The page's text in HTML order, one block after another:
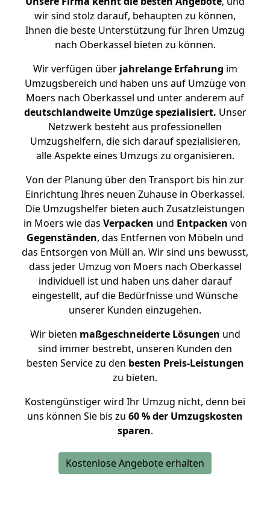
wir sind stolz darauf, behaupten zu können,
Ihnen die beste Unterstützung für Ihren Umzug
nach Oberkassel bieten zu können.
Wir verfügen überjahrelange Erfahrung im
Umzugsbereich und haben uns auf Umzüge von
Moers nach Oberkassel und unter anderem auf
deutschlandweite Umzüge spezialisiert. Unser
Netzwerk besteht aus professionellen
Umzugshelfern, die sich darauf spezialisieren,
alle Aspekte eines Umzugs zu organisieren.
Von der Planung über den Transport bis hin zur
Einrichtung Ihres neuen Zuhause in Oberkassel.
Die Umzugshelfer bieten auch Zusatzleistungen
in Moers wie das Verpacken und Entpacken von
Gegenständen, das Entfernen von Möbeln und
das Entsorgen von Müll an. Wir sind uns bewusst,
dass jeder Umzug von Moers nach Oberkassel
individuell ist und haben uns daher darauf
eingestellt, auf die Bedürfnisse und Wünsche
unserer Kunden einzugehen.
Wir bieten maßgeschneiderte Lösungen und
sind immer bestrebt, unseren Kunden den
besten Service zu den besten Preis-Leistungen
zu bieten.
Kostengünstiger wird Ihr Umzug nicht, denn bei
uns können Sie bis zu 60 % der Umzugskosten
sparen.
Kostenlose Angebote erhalten